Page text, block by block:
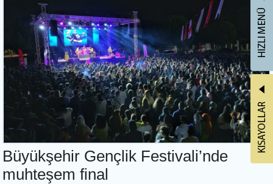
Büyükşehir Gençlik Festivali’nde
muhteşem final